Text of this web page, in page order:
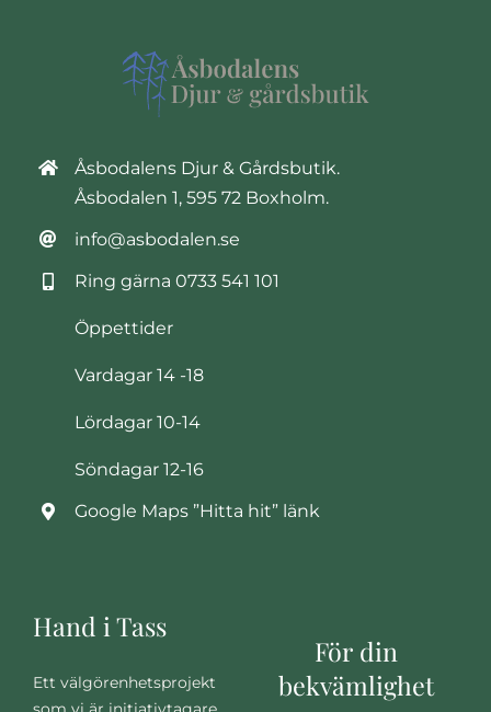
Åsbodalens Djur & Gårdsbutik.
Åsbodalen 1, 595 72 Boxholm.
info@asbodalen.se
Ring gärna 0733 541 101
Öppettider
Vardagar 14 -18
Lördagar 10-14
Söndagar 12-16
Google Maps ”Hitta hit” länk
Hand i Tass
Ett välgörenhetsprojekt
För din
bekvämlighet